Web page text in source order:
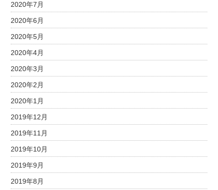
2020年7月
2020年6月
2020年5月
2020年4月
2020年3月
2020年2月
2020年1月
2019年12月
2019年11月
2019年10月
2019年9月
2019年8月